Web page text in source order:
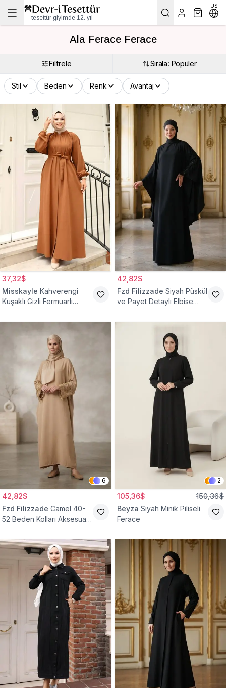
tesettür giyimde 12. yıl
US
Ala Ferace Ferace
Filtrele Sırala: Popüler
Stil Beden Renk Avantaj
37,32$
Misskayle Kahverengi
Kuşaklı Gizli Fermuarlı
42,82$
Fzd Filizzade Siyah Püskül
ve Payet Detaylı Elbise
6
42,82$
Fzd Filizzade Camel 40-
52 Beden Kolları Aksesuar
2
105,36$ 150,36$
Beyza Siyah Minik Piliseli
Ferace